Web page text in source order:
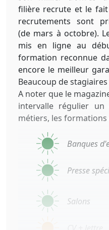
filière recrute et le
recrutements sont
(de mars à octobre).
mis en ligne au
formation reconnue
encore le meilleur
Beaucoup de
A noter que le
intervalle régulier
métiers, les formations
Banques
Presse
Salons